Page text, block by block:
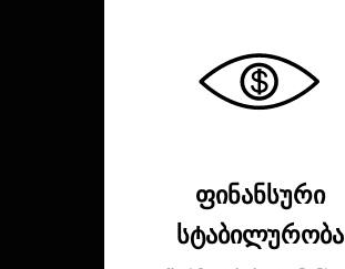
ფინანსური
სტაბილურობა